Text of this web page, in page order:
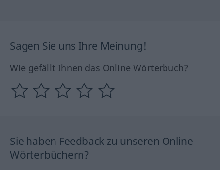
Sagen Sie uns Ihre Meinung!
Wie gefällt Ihnen das Online Wörterbuch?
Sie haben Feedback zu unseren Online
Wörterbüchern?